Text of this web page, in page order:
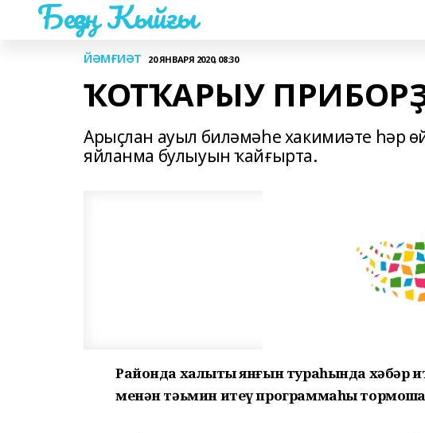
Беҙҙең Ҡыйғы
ЙӘМҒИӘТ 20 ЯНВАРЯ 2020, 08:30
ҠОТҠАРЫУ
Арыҫлан ауыл биләмәһе хакимиәте һәр
яйланма булыуын ҡайғырта.
Районда халыҡты янғын тураһында хәбәр
менән тәьмин итеү программаһы